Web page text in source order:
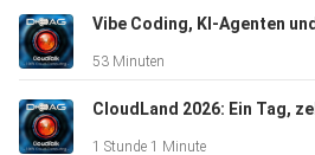
diskutieren
die drei, welche Rolle KI-gestützte
Vibe Coding und agentenbasierte
produktiven
53 Minuten
1 Stunde 1 Minute